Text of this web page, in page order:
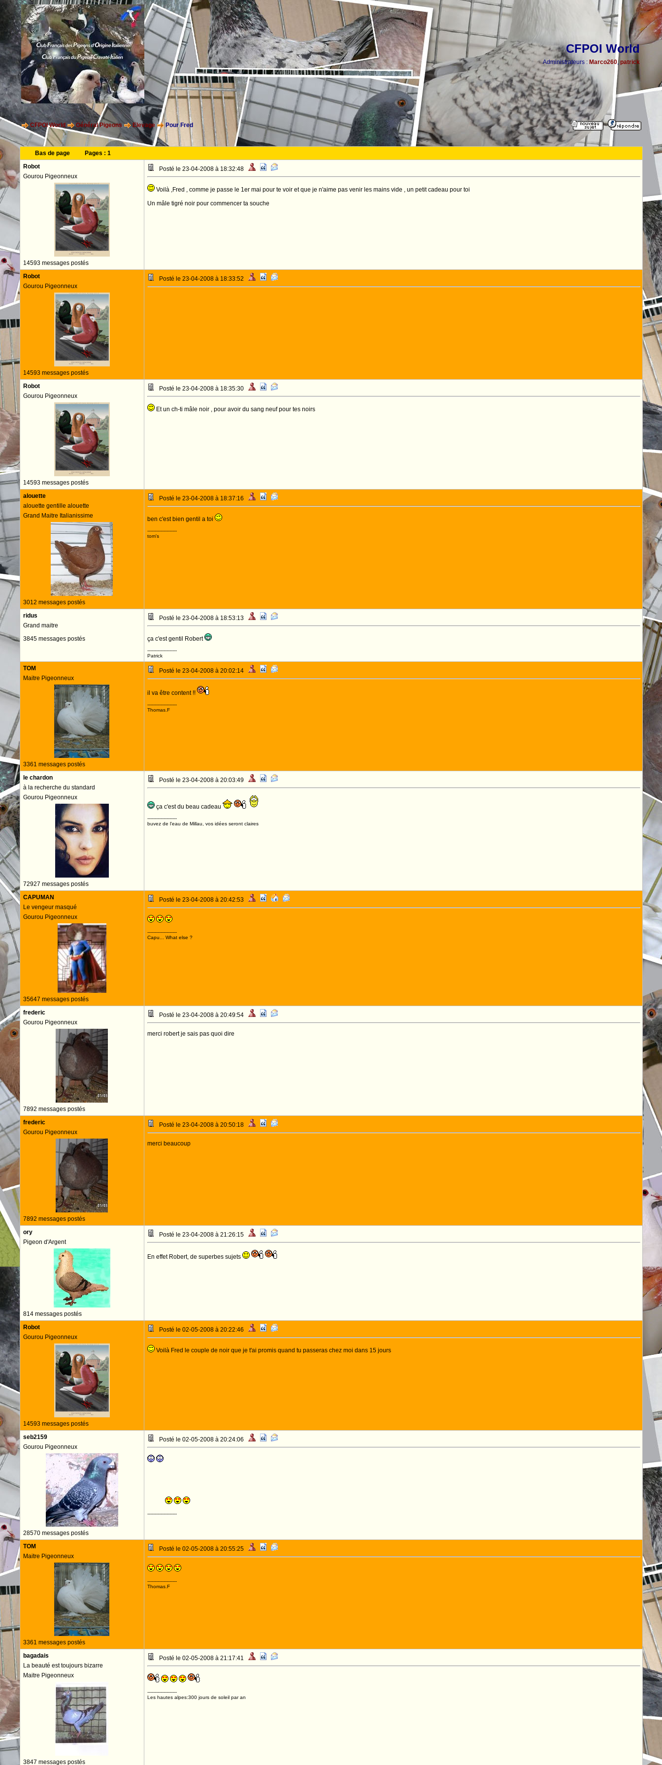
CFPOI World
Administrateurs : Marco260, patrick
CFPOI World Général Pigeons Elevage Pour Fred
Bas de page Pages : 1
Robot
Gourou Pigeonneux
14593 messages postés
Posté le 23-04-2008 à 18:32:48
Voilà ,Fred , comme je passe le 1er mai pour te voir et que je n'aime pas venir les mains vide , un petit cadeau pour toi
Un mâle tigré noir pour commencer ta souche
Robot
Gourou Pigeonneux
14593 messages postés
Posté le 23-04-2008 à 18:33:52
Robot
Gourou Pigeonneux
14593 messages postés
Posté le 23-04-2008 à 18:35:30
Et un ch-ti mâle noir , pour avoir du sang neuf pour tes noirs
alouette
alouette gentille alouette
Grand Maitre Italianissime
3012 messages postés
Posté le 23-04-2008 à 18:37:16
ben c'est bien gentil a toi
--------------------
tom's
ridus
Grand maitre
3845 messages postés
Posté le 23-04-2008 à 18:53:13
ça c'est gentil Robert
--------------------
Patrick
TOM
Maitre Pigeonneux
3361 messages postés
Posté le 23-04-2008 à 20:02:14
il va être content !!
--------------------
Thomas.F
le chardon
à la recherche du standard
Gourou Pigeonneux
72927 messages postés
Posté le 23-04-2008 à 20:03:49
ça c'est du beau cadeau
--------------------
buvez de l'eau de Millau, vos idées seront claires
CAPUMAN
Le vengeur masqué
Gourou Pigeonneux
35647 messages postés
Posté le 23-04-2008 à 20:42:53
--------------------
Capu... What else ?
frederic
Gourou Pigeonneux
7892 messages postés
Posté le 23-04-2008 à 20:49:54
merci robert je sais pas quoi dire
frederic
Gourou Pigeonneux
7892 messages postés
Posté le 23-04-2008 à 20:50:18
merci beaucoup
ory
Pigeon d'Argent
814 messages postés
Posté le 23-04-2008 à 21:26:15
En effet Robert, de superbes sujets
Robot
Gourou Pigeonneux
14593 messages postés
Posté le 02-05-2008 à 20:22:46
Voilà Fred le couple de noir que je t'ai promis quand tu passeras chez moi dans 15 jours
seb2159
Gourou Pigeonneux
28570 messages postés
Posté le 02-05-2008 à 20:24:06
--------------------
TOM
Maitre Pigeonneux
3361 messages postés
Posté le 02-05-2008 à 20:55:25
--------------------
Thomas.F
bagadais
La beauté est toujours bizarre
Maitre Pigeonneux
3847 messages postés
Posté le 02-05-2008 à 21:17:41
--------------------
Les hautes alpes:300 jours de soleil par an